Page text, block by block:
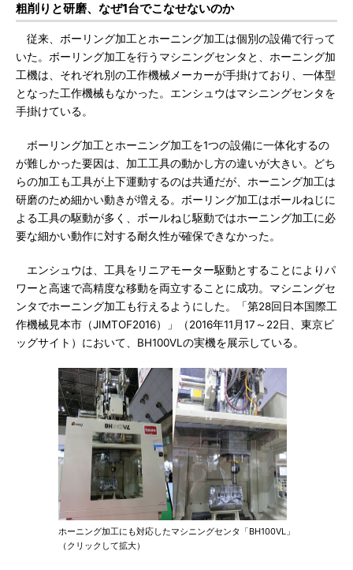
粗削りと研磨、なぜ1台でこなせないのか
従来、ボーリング加工とホーニング加工は個別の設備で行って
いた。ボーリング加工を行うマシニングセンタと、ホーニング加
工機は、それぞれ別の工作機械メーカーが手掛けており、一体型
となった工作機械もなかった。エンシュウはマシニングセンタを
手掛けている。
ボーリング加工とホーニング加工を1つの設備に一体化するの
が難しかった要因は、加工工具の動かし方の違いが大きい。どち
らの加工も工具が上下運動するのは共通だが、ホーニング加工は
研磨のため細かい動きが増える。ボーリング加工はボールねじに
よる工具の駆動が多く、ボールねじ駆動ではホーニング加工に必
要な細かい動作に対する耐久性が確保できなかった。
エンシュウは、工具をリニアモーター駆動とすることによりパ
ワーと高速で高精度な移動を両立することに成功。マシニングセ
ンタでホーニング加工も行えるようにした。「第28回日本国際工
作機械見本市（JIMTOF2016）」（2016年11月17～22日、東京ビ
ッグサイト）において、BH100VLの実機を展示している。
ホーニング加工にも対応したマシニングセンタ「BH100VL」
（クリックして拡大）